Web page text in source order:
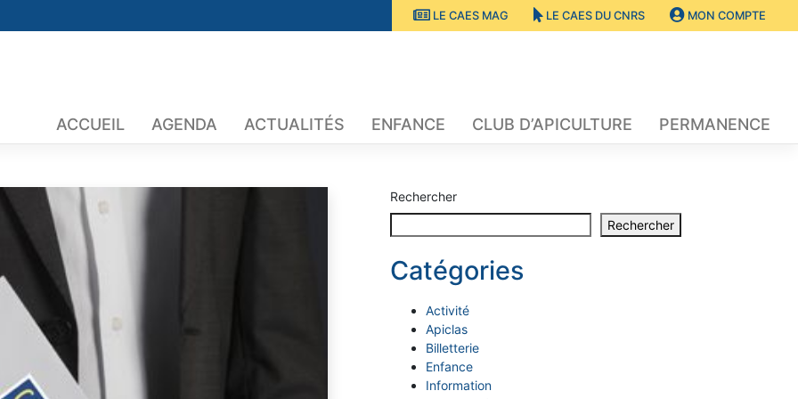
LE CAES MAG LE CAES DU CNRS MON COMPTE
ACCUEIL AGENDA ACTUALITÉS ENFANCE CLUB D’APICULTURE PERMANENCE
Rechercher
Rechercher
Catégories
Activité
Apiclas
Billetterie
Enfance
Information